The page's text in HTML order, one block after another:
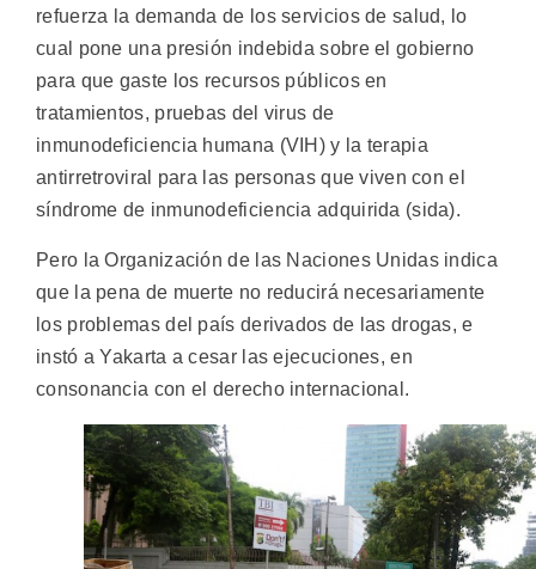
refuerza la demanda de los servicios de salud, lo
cual pone una presión indebida sobre el gobierno
para que gaste los recursos públicos en
tratamientos, pruebas del virus de
inmunodeficiencia humana (VIH) y la terapia
antirretroviral para las personas que viven con el
síndrome de inmunodeficiencia adquirida (sida).
Pero la Organización de las Naciones Unidas indica
que la pena de muerte no reducirá necesariamente
los problemas del país derivados de las drogas, e
instó a Yakarta a cesar las ejecuciones, en
consonancia con el derecho internacional.